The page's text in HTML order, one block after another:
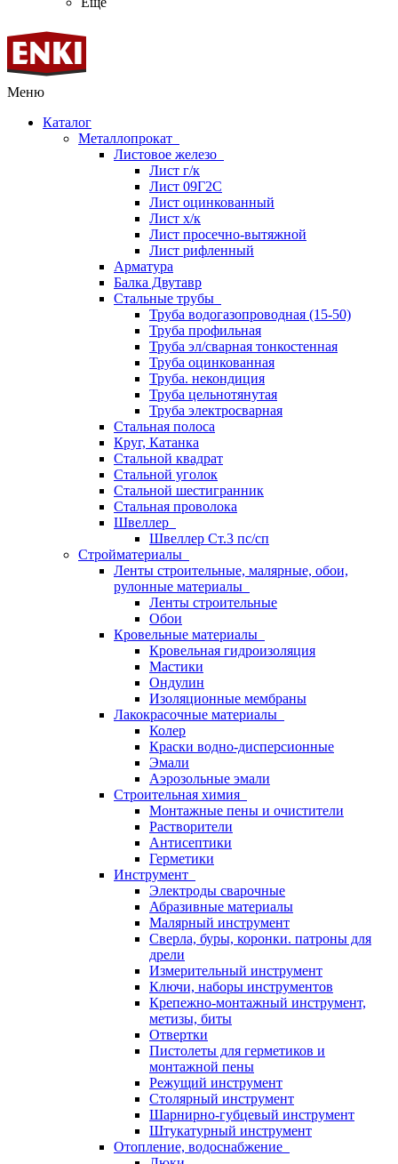
Меню
Каталог
Металлопрокат
Листовое железо
Лист г/к
Лист 09Г2С
Лист оцинкованный
Лист х/к
Лист просечно-вытяжной
Лист рифленный
Арматура
Балка Двутавр
Стальные трубы
Труба водогазопроводная (15-50)
Труба профильная
Труба эл/сварная тонкостенная
Труба оцинкованная
Труба. некондиция
Труба цельнотянутая
Труба электросварная
Стальная полоса
Круг, Катанка
Стальной квадрат
Стальной уголок
Стальной шестигранник
Стальная проволока
Швеллер
Швеллер Ст.3 пс/сп
Стройматериалы
Ленты строительные, малярные, обои,
рулонные материалы
Ленты строительные
Обои
Кровельные материалы
Кровельная гидроизоляция
Мастики
Ондулин
Изоляционные мембраны
Лакокрасочные материалы
Колер
Краски водно-дисперсионные
Эмали
Аэрозольные эмали
Строительная химия
Монтажные пены и очистители
Растворители
Антисептики
Герметики
Инструмент
Электроды сварочные
Абразивные материалы
Малярный инструмент
Сверла, буры, коронки. патроны для
дрели
Измерительный инструмент
Ключи, наборы инструментов
Крепежно-монтажный инструмент,
метизы, биты
Отвертки
Пистолеты для герметиков и
монтажной пены
Режущий инструмент
Столярный инструмент
Шарнирно-губцевый инструмент
Штукатурный инструмент
Отопление, водоснабжение